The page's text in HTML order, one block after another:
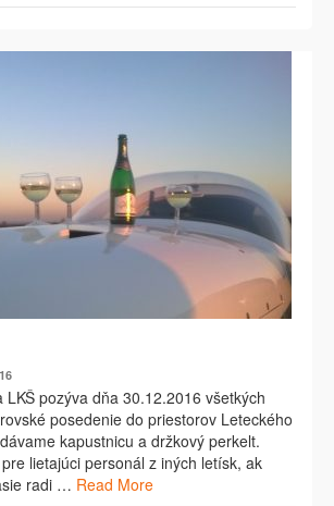
pozýva dňa 30.12.2016 všetkých
posedenie do priestorov Leteckého
kapustnicu a držkový perkelt.
lietajúci personál z iných letísk, ak
radi … Read More